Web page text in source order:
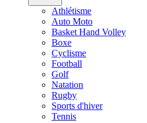
Athlétisme
Auto Moto
Basket Hand Volley
Boxe
Cyclisme
Football
Golf
Natation
Rugby
Sports d'hiver
Tennis